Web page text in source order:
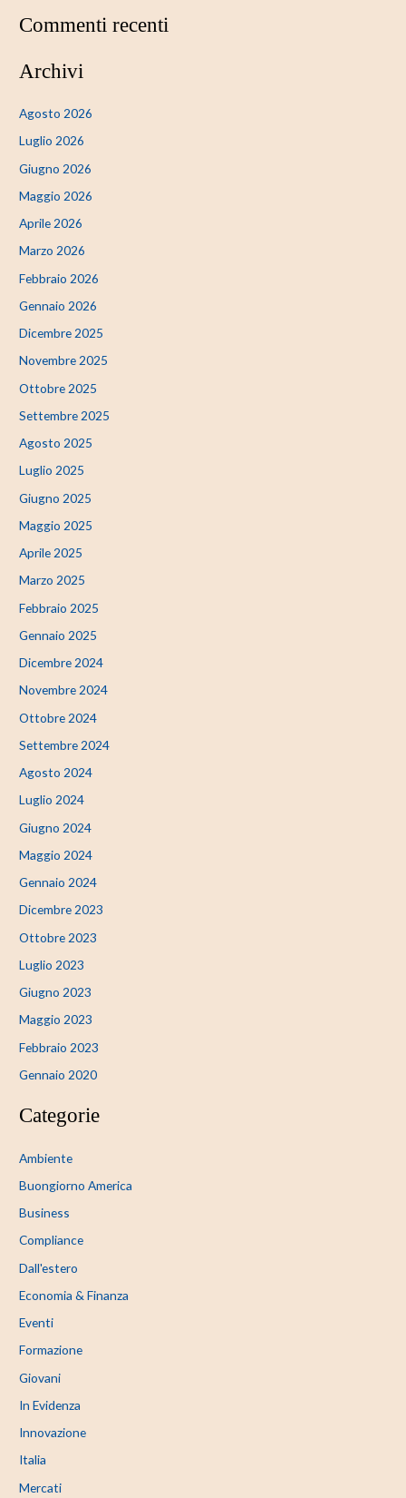
Commenti recenti
Archivi
Agosto 2026
Luglio 2026
Giugno 2026
Maggio 2026
Aprile 2026
Marzo 2026
Febbraio 2026
Gennaio 2026
Dicembre 2025
Novembre 2025
Ottobre 2025
Settembre 2025
Agosto 2025
Luglio 2025
Giugno 2025
Maggio 2025
Aprile 2025
Marzo 2025
Febbraio 2025
Gennaio 2025
Dicembre 2024
Novembre 2024
Ottobre 2024
Settembre 2024
Agosto 2024
Luglio 2024
Giugno 2024
Maggio 2024
Gennaio 2024
Dicembre 2023
Ottobre 2023
Luglio 2023
Giugno 2023
Maggio 2023
Febbraio 2023
Gennaio 2020
Categorie
Ambiente
Buongiorno America
Business
Compliance
Dall'estero
Economia & Finanza
Eventi
Formazione
Giovani
In Evidenza
Innovazione
Italia
Mercati